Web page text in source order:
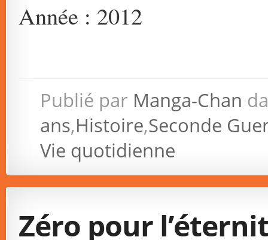
Année : 2012
Publié par Manga-Chan
ans,Histoire,Seconde
Vie quotidienne
Zéro pour